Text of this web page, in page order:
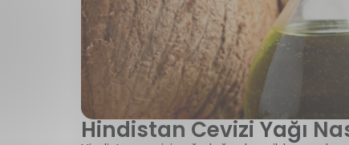
Hindistan Cevizi Yağı